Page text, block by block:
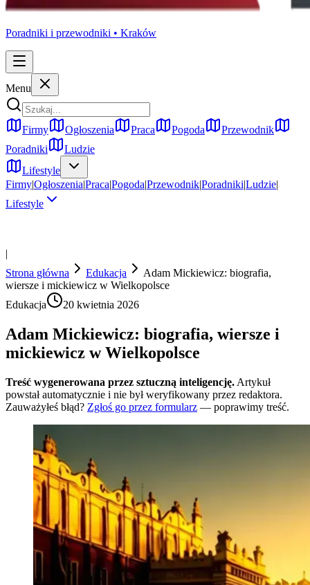
Poradniki i przewodniki • Kraków
Menu
Firmy Ogłoszenia Praca Pogoda
Przewodnik
Poradniki
Ludzie
Lifestyle
Firmy|Ogłoszenia|Praca|Pogoda|Przewodnik|Poradniki|Ludzie|
Lifestyle
|
Strona główna
Edukacja
Adam Mickiewicz: biografia,
wiersze i mickiewicz w Wielkopolsce
Edukacja
20 kwietnia 2026
Adam Mickiewicz: biografia, wiersze i
mickiewicz w Wielkopolsce
Treść wygenerowana przez sztuczną inteligencję. Artykuł
powstał automatycznie i nie był weryfikowany przez redaktora.
Zauważyłeś błąd? Zgłoś go przez formularz — poprawimy treść.